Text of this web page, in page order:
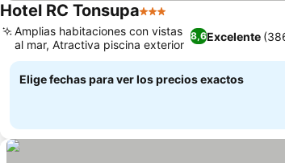
Hotel RC Tonsupa3 Estrellas
8,6Excelente
Amplias habitaciones con vistas
al mar, Atractiva piscina exterior
Elige fechas para ver los precios exactos